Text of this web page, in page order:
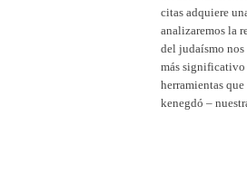
citas adquiere
analizaremos la
del judaísmo nos
más significativo
herramientas
kenegdó –